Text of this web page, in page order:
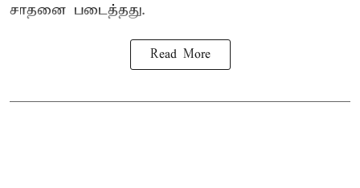
சாதனை படைத்தது.
Read More